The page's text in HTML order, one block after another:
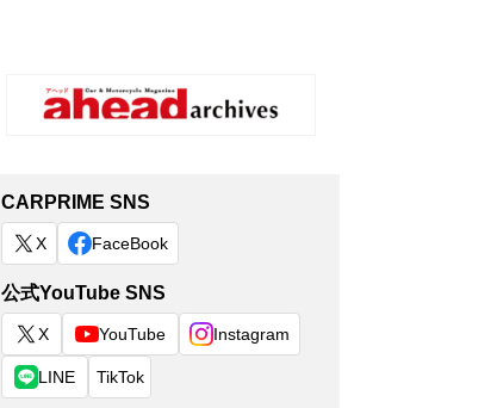
CARPRIME SNS
X FaceBook
公式YouTube SNS
X YouTube Instagram
LINE TikTok